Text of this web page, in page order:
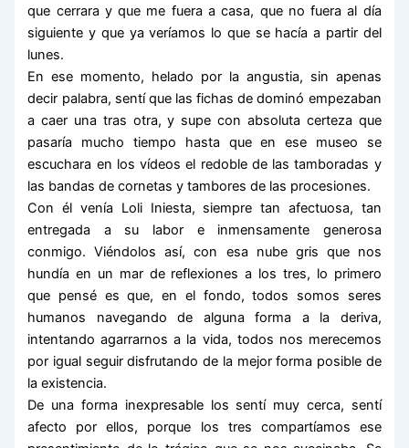
que cerrara y que me fuera a casa, que no fuera al día
siguiente y que ya veríamos lo que se hacía a partir del
lunes.
En ese momento, helado por la angustia, sin apenas
decir palabra, sentí que las fichas de dominó empezaban
a caer una tras otra, y supe con absoluta certeza que
pasaría mucho tiempo hasta que en ese museo se
escuchara en los vídeos el redoble de las tamboradas y
las bandas de cornetas y tambores de las procesiones.
Con él venía Loli Iniesta, siempre tan afectuosa, tan
entregada a su labor e inmensamente generosa
conmigo. Viéndolos así, con esa nube gris que nos
hundía en un mar de reflexiones a los tres, lo primero
que pensé es que, en el fondo, todos somos seres
humanos navegando de alguna forma a la deriva,
intentando agarrarnos a la vida, todos nos merecemos
por igual seguir disfrutando de la mejor forma posible de
la existencia.
De una forma inexpresable los sentí muy cerca, sentí
afecto por ellos, porque los tres compartíamos ese